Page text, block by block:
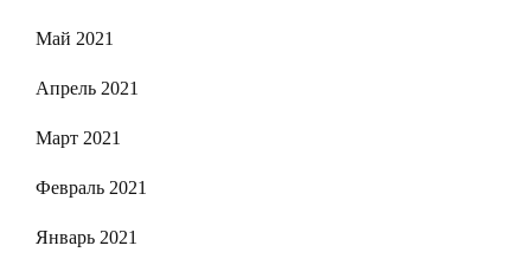
Май 2021
Апрель 2021
Март 2021
Февраль 2021
Январь 2021